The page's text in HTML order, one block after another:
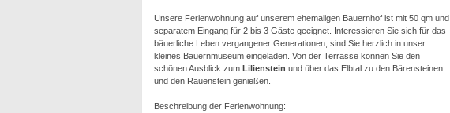
Unsere Ferienwohnung auf unserem ehemaligen Bauernhof ist mit 50 qm und
separatem Eingang für 2 bis 3 Gäste geeignet. Interessieren Sie sich für das
bäuerliche Leben vergangener Generationen, sind Sie herzlich in unser
kleines Bauernmuseum eingeladen. Von der Terrasse können Sie den
schönen Ausblick zum Lilienstein und über das Elbtal zu den Bärensteinen
und den Rauenstein genießen.
Beschreibung der Ferienwohnung: